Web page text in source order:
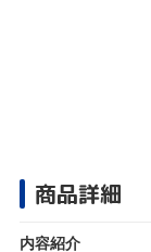
商品詳細
内容紹介